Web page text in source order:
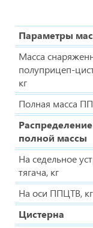
Параметры
Масса
полуприцеп-
кг
Полная масса
полной массы
На седельное
тягача, кг
На оси ППЦТВ, кг
Цистерна